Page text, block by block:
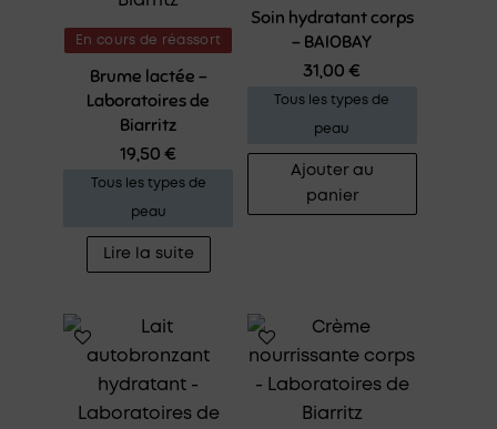
En cours de réassort
Brume lactée –
Laboratoires de
Biarritz
19,50€
Tous les types de
peau
Lire la suite
Soin hydratant corps
– BAIOBAY
31,00€
Tous les types de
peau
Ajouter au
panier